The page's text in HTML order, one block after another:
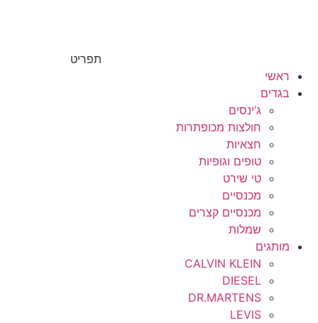
תפריט
ראשי
בגדים
ג’ינסים
חולצות מכופתרות
חצאיות
טופים וגופיות
טי שירט
מכנסיים
מכנסיים קצרים
שמלות
מותגים
CALVIN KLEIN
DIESEL
DR.MARTENS
LEVIS